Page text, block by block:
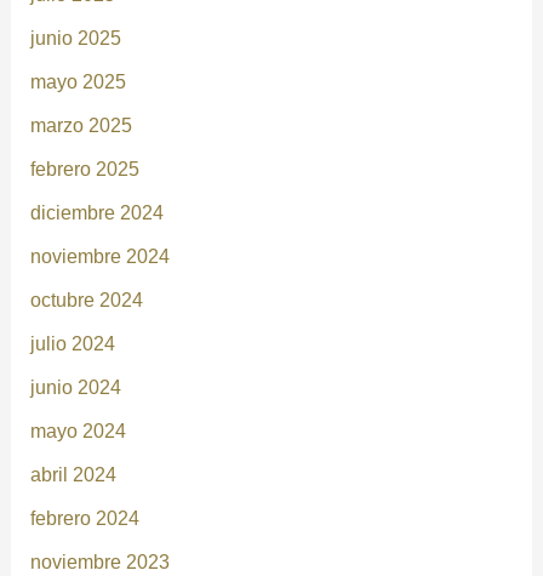
junio 2025
mayo 2025
marzo 2025
febrero 2025
diciembre 2024
noviembre 2024
octubre 2024
julio 2024
junio 2024
mayo 2024
abril 2024
febrero 2024
noviembre 2023